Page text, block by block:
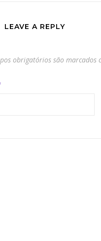
LEAVE A REPLY
obrigatórios são marcados